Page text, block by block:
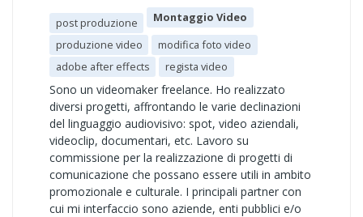
post produzione
Montaggio Video
produzione video
modifica foto video
adobe after effects
regista video
Sono un videomaker freelance. Ho realizzato
diversi progetti, affrontando le varie declinazioni
del linguaggio audiovisivo: spot, video aziendali,
videoclip, documentari, etc. Lavoro su
commissione per la realizzazione di progetti di
comunicazione che possano essere utili in ambito
promozionale e culturale. I principali partner con
cui mi interfaccio sono aziende, enti pubblici e/o